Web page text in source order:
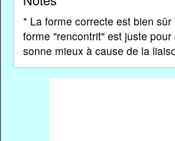
* La forme correcte est bien
forme "rencontrit" est juste pour
sonne mieux à cause de la